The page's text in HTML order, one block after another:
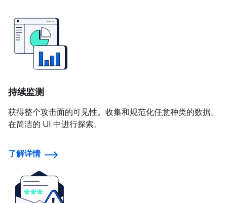
持续监测
获得整个攻击面的可见性。收集和规范化任意种类的数据。
在简洁的 UI 中进行探索。
了解详情